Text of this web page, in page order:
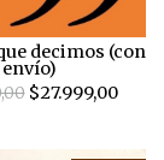
decimos (con
envío)
$27.999,00